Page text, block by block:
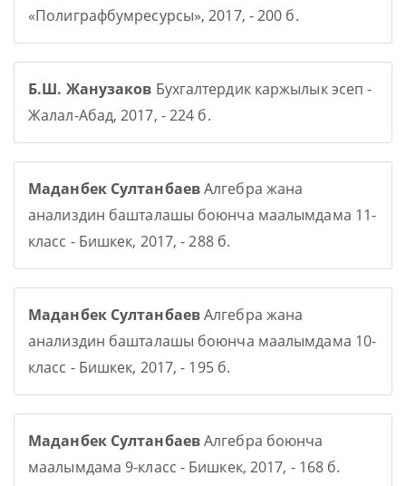
«Полиграфбумресурсы», 2017, - 200 б.
Б.Ш. Жанузаков Бухгалтердик каржылык эсеп -
Жалал-Абад, 2017, - 224 б.
Маданбек СултанбаевАлгебра жана
анализдин башталашы боюнча маалымдама 11-
класс - Бишкек, 2017, - 288 б.
Маданбек СултанбаевАлгебра жана
анализдин башталашы боюнча маалымдама 10-
класс - Бишкек, 2017, - 195 б.
Маданбек СултанбаевАлгебра боюнча
маалымдама 9-класс - Бишкек, 2017, - 168 б.